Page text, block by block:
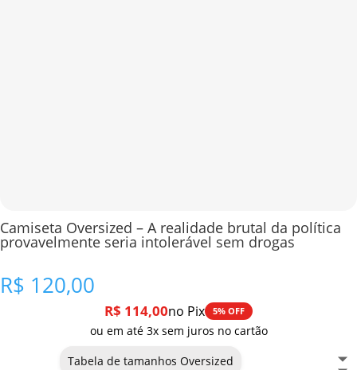
Camiseta Oversized – A realidade brutal da política
provavelmente seria intolerável sem drogas
R$ 120,00
R$ 114,00no Pix 5% OFF
ou em até 3x sem juros no cartão
Tabela de tamanhos Oversized